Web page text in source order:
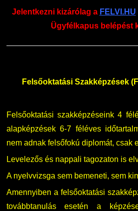
Nemzetközi
DUE Hallgatói laptop
Kerpely Antal
Átjelentkezőknek
Képzési
Atomerőművi
Jelentkezni kizárólag a FELVI.HU
Ügyfélkapus belépést
Felsőoktatási Szakképzések
Felsőoktatási szakképzéseink 4
alapképzések 6-7 féléves
nem adnak felsőfokú diplomát, csak
Levelezős és nappali tagozaton is
A nyelvvizsga sem bemeneti, sem
Amennyiben a felsőoktatási
továbbtanulás esetén a